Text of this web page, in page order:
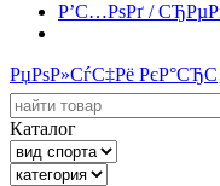
Р’С…РѕРґ /
РџРѕР»СѓС‡Рё
Каталог